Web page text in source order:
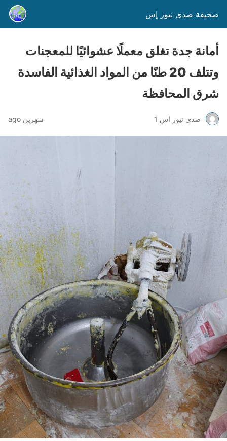
صحيفة صدى نيوز إس
أمانة جدة تغلق معملًا عشوائيًا للمعجنات
وتتلف 20 طنًا من المواد الغذائية الفاسدة
شرق المحافظة
صدى نيوز اس 1 شهرين ago